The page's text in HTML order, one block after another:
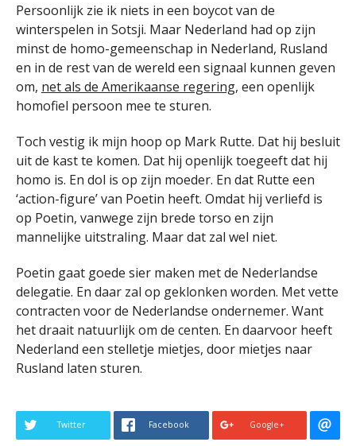
Persoonlijk zie ik niets in een boycot van de
winterspelen in Sotsji. Maar Nederland had op zijn
minst de homo-gemeenschap in Nederland, Rusland
en in de rest van de wereld een signaal kunnen geven
om, net als de Amerikaanse regering, een openlijk
homofiel persoon mee te sturen.
Toch vestig ik mijn hoop op Mark Rutte. Dat hij besluit
uit de kast te komen. Dat hij openlijk toegeeft dat hij
homo is. En dol is op zijn moeder. En dat Rutte een
‘action-figure’ van Poetin heeft. Omdat hij verliefd is
op Poetin, vanwege zijn brede torso en zijn
mannelijke uitstraling. Maar dat zal wel niet.
Poetin gaat goede sier maken met de Nederlandse
delegatie. En daar zal op geklonken worden. Met vette
contracten voor de Nederlandse ondernemer. Want
het draait natuurlijk om de centen. En daarvoor heeft
Nederland een stelletje mietjes, door mietjes naar
Rusland laten sturen.
Twitter Facebook Google+